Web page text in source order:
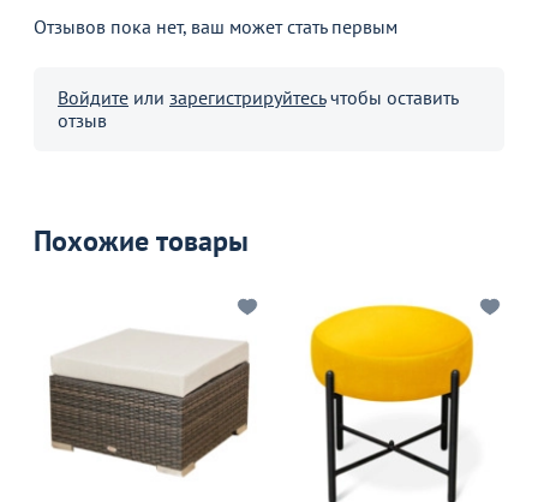
Отзывов пока нет, ваш может стать первым
Войдите или зарегистрируйтесьчтобы оставить
отзыв
Похожие товары